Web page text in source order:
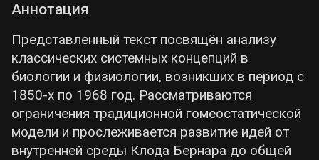
Аннотация
Представленный текст посвящён анализу
классических системных концепций в
биологии и физиологии, возникших в период с
1850-х по 1968 год. Рассматриваются
ограничения традиционной гомеостатической
модели и прослеживается развитие идей от
внутренней среды Клода Бернара до общей